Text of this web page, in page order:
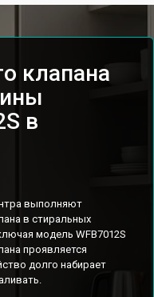
клапана
в
выполняют
в стиральных
модель WFB7012S
проявляется
долго набирает